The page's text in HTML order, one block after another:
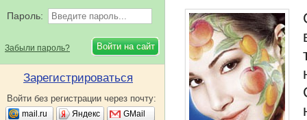
Пароль:
Забыли пароль?
Зарегистрироваться
Войти без регистрации через почту:
mail.ru Яндекс GMail